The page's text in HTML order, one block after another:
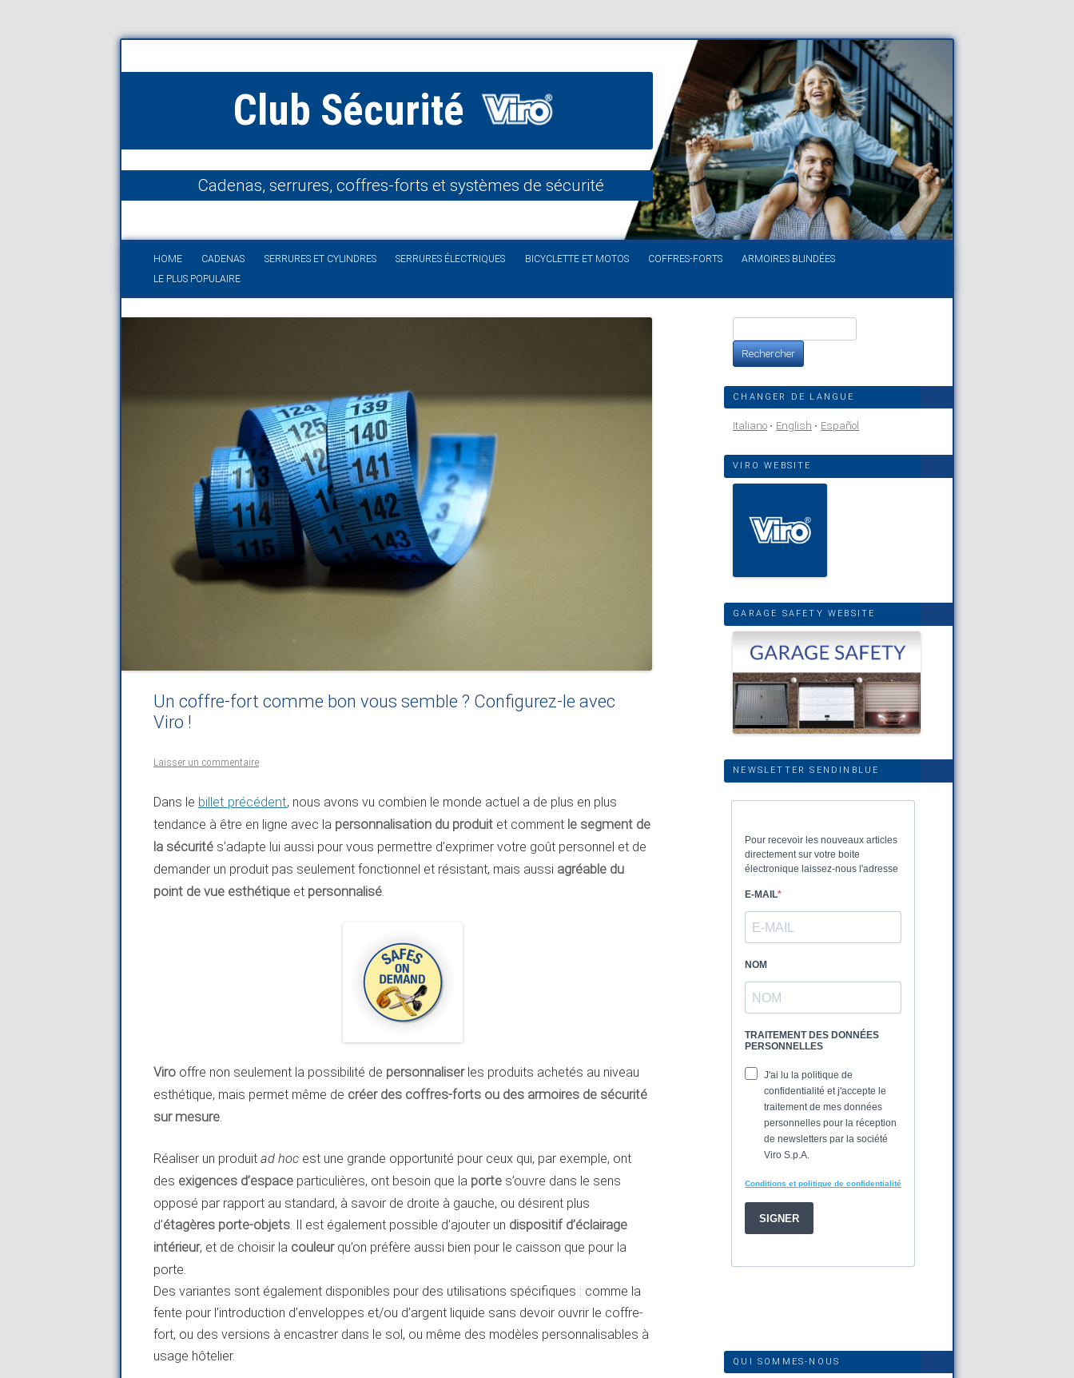
Club Sécurité
Cadenas, serrures, coffres-forts et systèmes de sécurité
HOME CADENAS SERRURES ET CYLINDRES SERRURES ÉLECTRIQUES BICYCLETTE ET MOTOS COFFRES-FORTS
ARMOIRES BLINDÉES
LE PLUS POPULAIRE
Un coffre-fort comme bon vous semble ? Configurez-le avec
Viro !
Laisser un commentaire
Dans le billet précédent, nous avons vu combien le monde actuel a de plus en plus
tendance à être en ligne avec la personnalisation du produit et comment le segment de
la sécurité s’adapte lui aussi pour vous permettre d’exprimer votre goût personnel et de
demander un produit pas seulement fonctionnel et résistant, mais aussi agréable du
point de vue esthétique et personnalisé.
Viro offre non seulement la possibilité de personnaliserles produits achetés au niveau
esthétique, mais permet même de créer des coffres-forts ou des armoires de sécurité
sur mesure.
Réaliser un produit ad hoc est une grande opportunité pour ceux qui, par exemple, ont
des exigences d’espace particulières, ont besoin que la porte s’ouvre dans le sens
opposé par rapport au standard, à savoir de droite à gauche, ou désirent plus
d’étagères porte-objets. Il est également possible d’ajouter un dispositif d’éclairage
intérieur, et de choisir la couleurqu’on préfère aussi bien pour le caisson que pour la
porte.
Des variantes sont également disponibles pour des utilisations spécifiques : comme la
fente pour l’introduction d’enveloppes et/ou d’argent liquide sans devoir ouvrir le coffre-
fort, ou des versions à encastrer dans le sol, ou même des modèles personnalisables à
usage hôtelier.
CHANGER DE LANGUE
Italiano English Español
VIRO WEBSITE
GARAGE SAFETY WEBSITE
NEWSLETTER SENDINBLUE
QUI SOMMES-NOUS